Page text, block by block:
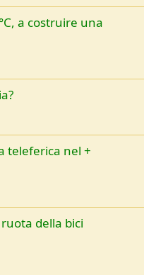
a costruire una
teleferica nel +
della bici